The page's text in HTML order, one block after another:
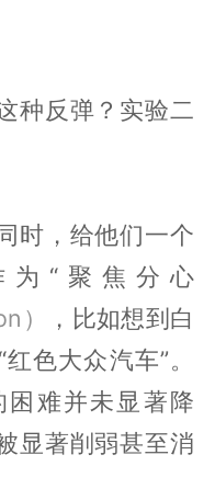
种反弹？实验二
时，给他们一个
为“聚焦分心
）
，比如想到白
色大众汽车”。
难并未显著降
显著削弱甚至消